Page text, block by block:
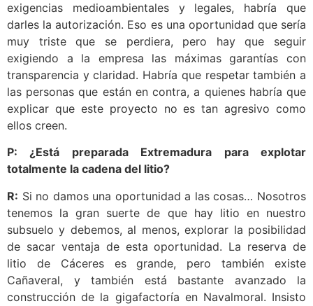
exigencias medioambientales y legales, habría que
darles la autorización. Eso es una oportunidad que sería
muy triste que se perdiera, pero hay que seguir
exigiendo a la empresa las máximas garantías con
transparencia y claridad. Habría que respetar también a
las personas que están en contra, a quienes habría que
explicar que este proyecto no es tan agresivo como
ellos creen.
P: ¿Está preparada Extremadura para explotar
totalmente la cadena del litio?
R: Si no damos una oportunidad a las cosas… Nosotros
tenemos la gran suerte de que hay litio en nuestro
subsuelo y debemos, al menos, explorar la posibilidad
de sacar ventaja de esta oportunidad. La reserva de
litio de Cáceres es grande, pero también existe
Cañaveral, y también está bastante avanzado la
construcción de la gigafactoría en Navalmoral. Insisto